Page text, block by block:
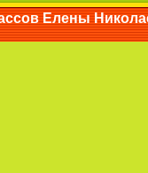
Елены